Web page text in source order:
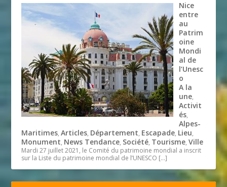
Nice
entre
au
Patrim
oine
Mondi
al de
l’Unesc
o
A la
une,
Activit
és,
Alpes-
Maritimes,Articles, Département, Escapade, Lieu,
Monument, News Tendance, Société, Tourisme,Ville
Mardi 27 juillet 2021, le Comité du patrimoine mondial a inscrit
sur la Liste du patrimoine mondial de l’UNESCO […]